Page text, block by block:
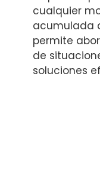
cualquier
acumulada
permite
de
soluciones